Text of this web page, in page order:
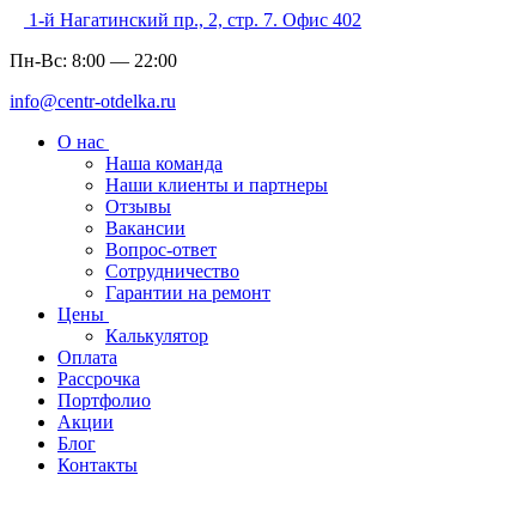
1-й Нагатинский пр., 2, стр. 7. Офис 402
Пн-Вс: 8:00 — 22:00
info@centr-otdelka.ru
О нас
Наша команда
Наши клиенты и партнеры
Отзывы
Вакансии
Вопрос-ответ
Сотрудничество
Гарантии на ремонт
Цены
Калькулятор
Оплата
Рассрочка
Портфолио
Акции
Блог
Контакты